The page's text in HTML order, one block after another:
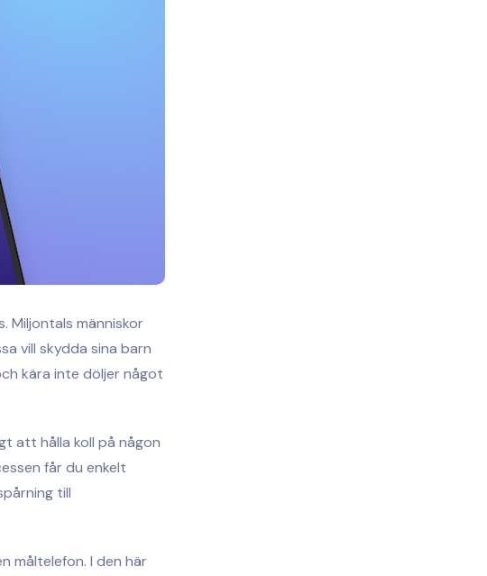
Miljontals människor
vill skydda sina barn
kära inte döljer något
att hålla koll på någon
får du enkelt
till
måltelefon. I den här